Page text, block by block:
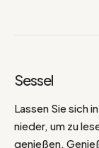
Sessel
Lassen Sie sich
nieder, um zu
genießen.